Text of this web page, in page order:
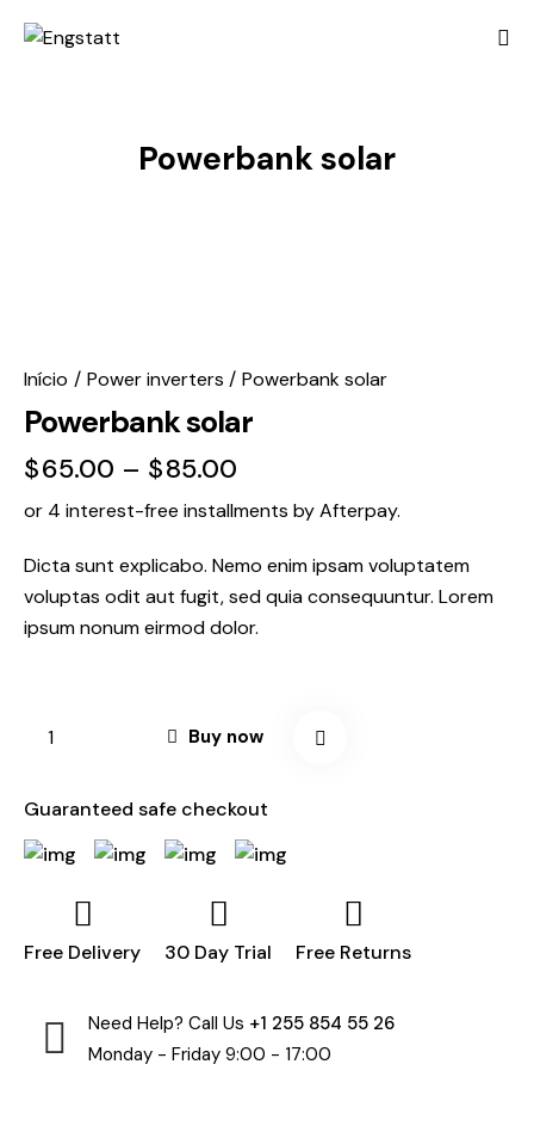
Powerbank solar
Início Power inverters Powerbank solar
Powerbank solar
$65.00 – $85.00
or 4 interest-free installments by Afterpay.
Dicta sunt explicabo. Nemo enim ipsam voluptatem
voluptas odit aut fugit, sed quia consequuntur. Lorem
ipsum nonum eirmod dolor.
Buy now
Guaranteed safe checkout
Free Delivery 30 Day Trial Free Returns
Need Help? Call Us +1 255 854 55 26
Monday - Friday 9:00 - 17:00